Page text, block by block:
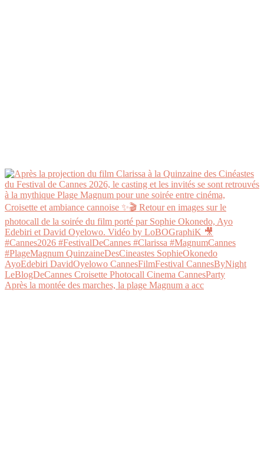
Après la montée des marches, la plage Magnum a acc